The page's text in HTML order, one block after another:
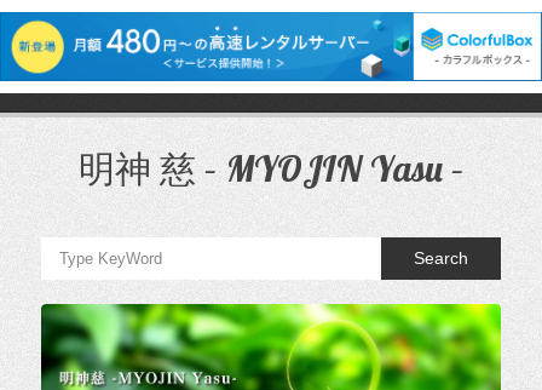
ス
明神 慈 – MYOJIN Yasu –
Search